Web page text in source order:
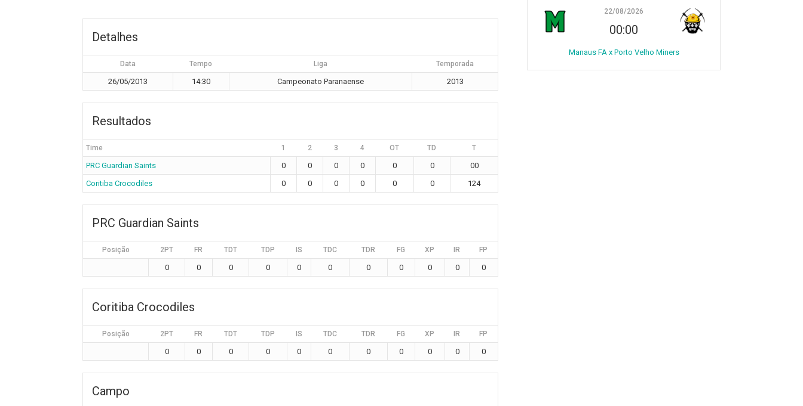
Detalhes
Data Tempo Liga Temporada
26/05/2013 14:30 Campeonato Paranaense 2013
Resultados
Time 1 2 3 4 OT TD T
PRC Guardian Saints 0 0 0 0 0 0
00
Coritiba Crocodiles
0 0 0 0 0 0 124
PRC Guardian Saints
Posição 2PT FR TDT TDP IS TDC TDR FG XP IR FP
0 0 0 0 0 0 0 0 0 0 0
Coritiba Crocodiles
Posição 2PT FR TDT TDP IS TDC TDR FG XP IR FP
0 0 0 0 0 0 0 0 0 0 0
Campo
22/08/2026
00:00
Manaus FA x Porto Velho Miners